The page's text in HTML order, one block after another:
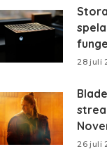
28 juli
26 juli